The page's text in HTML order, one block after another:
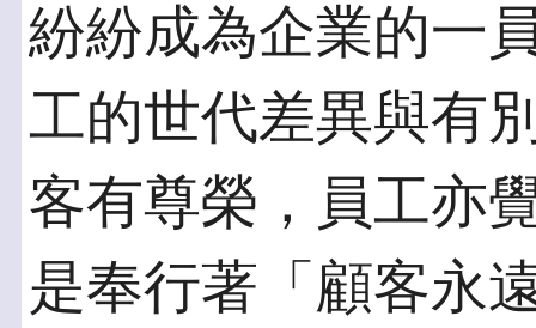
紛紛成為企業的一
工的世代差異與有
客有尊榮，員工亦
是奉行著「顧客永